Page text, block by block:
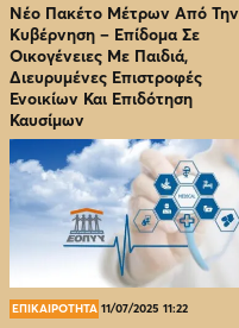
Νέο Πακέτο Μέτρων Από Την
Κυβέρνηση – Επίδομα Σε
Οικογένειες Με Παιδιά,
Διευρυμένες Επιστροφές
Ενοικίων Και Επιδότηση
Καυσίμων
ΕΠΙΚΑΙΡΟΤΗΤΑ 11/07/2025 11:22